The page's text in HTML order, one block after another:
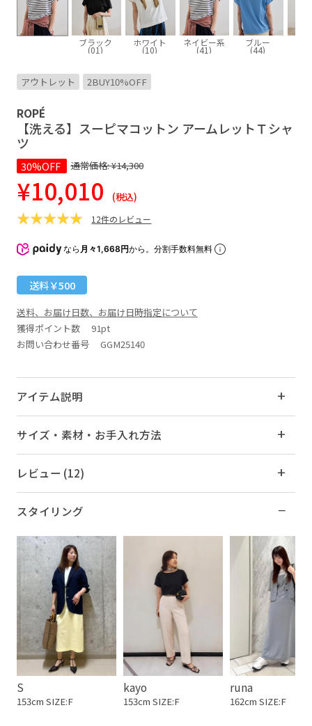
ブラック
(01)
ホワイト
(10)
ネイビー系
(41)
ブルー
(44)
アウトレット 2BUY10%OFF
ROPÉ
【洗える】スーピマコットン アームレットＴシャ
ツ
30%OFF 通常価格:¥14,300
¥10,010 (税込)
12件のレビュー
なら 月々1,668円から。分割手数料無料
送料￥500
送料、お届け日数、お届け日時指定について
獲得ポイント数 91pt
お問い合わせ番号 GGM25140
アイテム説明
サイズ・素材・お手入れ方法
レビュー (12)
スタイリング
S
153cm SIZE:F
kayo
153cm SIZE:F
runa
162cm SIZE:F